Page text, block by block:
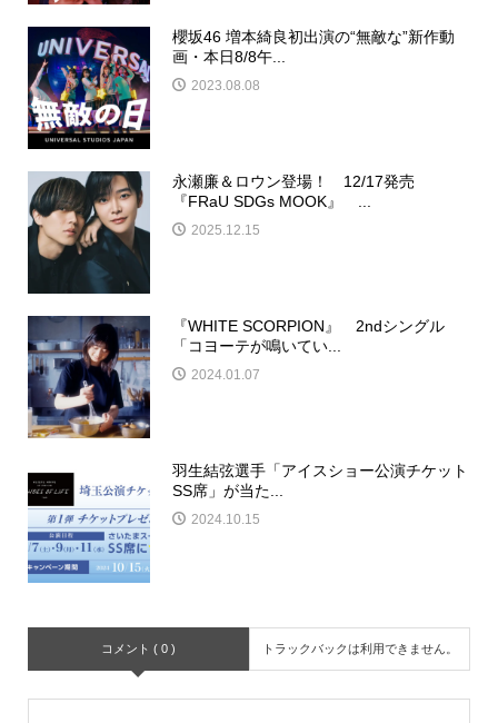
櫻坂46 増本綺良初出演の“無敵な”新作動
画・本日8/8午...
2023.08.08
永瀬廉＆ロウン登場！ 12/17発売
『FRaU SDGs MOOK』 ...
2025.12.15
『WHITE SCORPION』 2ndシングル
「コヨーテが鳴いてい...
2024.01.07
羽生結弦選手「アイスショー公演チケット
SS席」が当た...
2024.10.15
コメント ( 0 ) トラックバックは利用できません。